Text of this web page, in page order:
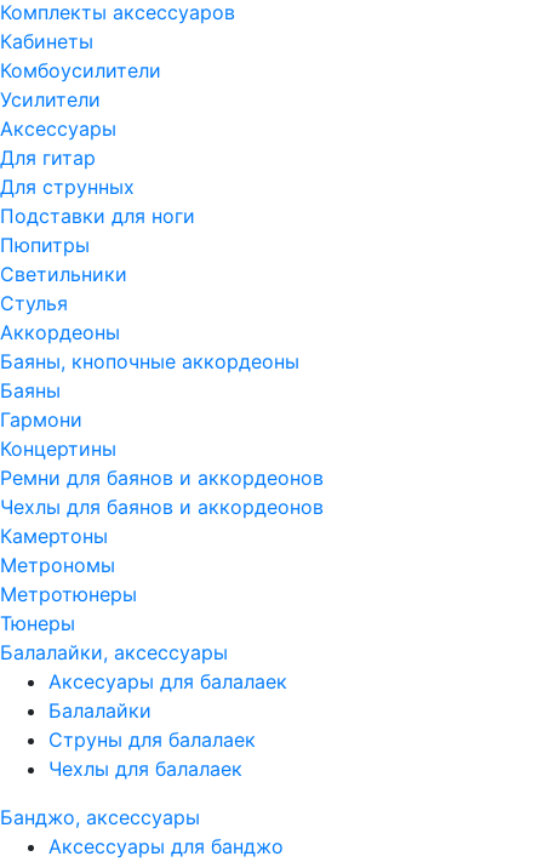
Комплекты аксессуаров
Кабинеты
Комбоусилители
Усилители
Аксессуары
Для гитар
Для струнных
Подставки для ноги
Пюпитры
Светильники
Стулья
Аккордеоны
Баяны, кнопочные аккордеоны
Баяны
Гармони
Концертины
Ремни для баянов и аккордеонов
Чехлы для баянов и аккордеонов
Камертоны
Метрономы
Метротюнеры
Тюнеры
Балалайки, аксессуары
Аксесуары для балалаек
Балалайки
Струны для балалаек
Чехлы для балалаек
Банджо, аксессуары
Аксессуары для банджо